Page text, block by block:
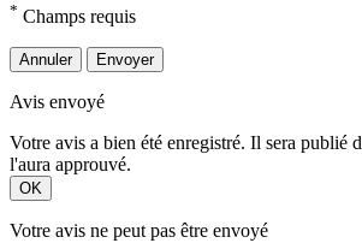
* Champs requis
Annuler Envoyer
Avis envoyé
Votre avis a bien été enregistré. Il sera publié
l'aura approuvé.
OK
Votre avis ne peut pas être envoyé